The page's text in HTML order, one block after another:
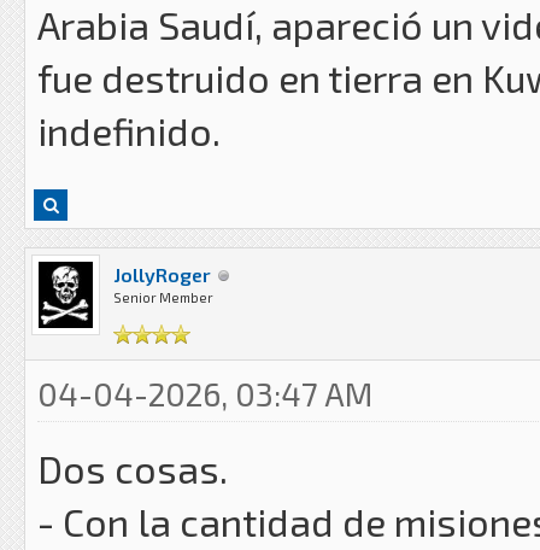
Arabia Saudí, apareció un
fue destruido en tierra en
indefinido.
JollyRoger
Senior Member
04-04-2026, 03:47 AM
Dos cosas.
- Con la cantidad de